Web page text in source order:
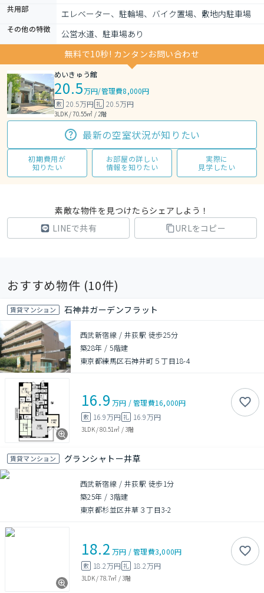
共用部 エレベーター、駐輪場、バイク置場、敷地内駐車場
その他の特徴
公営水道、駐車場あり
無料で10秒! カンタンお問い合わせ
めいきゅう館
20.5万円/管理費8,000円
敷 20.5万円 礼 20.5万円
3LDK / 70.55㎡ / 2階
最新の空室状況が知りたい
初期費用が
知りたい
お部屋の詳しい
情報を知りたい
実際に
見学したい
素敵な物件を見つけたらシェアしよう！
LINEで共有
URLをコピー
おすすめ物件 (10件)
賃貸マンション 石神井ガーデンフラット
西武新宿線 / 井荻駅 徒歩25分
築28年 /5階建
東京都練馬区石神井町５丁目18-4
16.9 万円 /管理費16,000円
敷 16.9万円 礼 16.9万円
3LDK/80.51㎡ /3階
賃貸マンション グランシャトー井草
西武新宿線 / 井荻駅 徒歩1分
築25年 / 3階建
東京都杉並区井草３丁目3-2
18.2 万円 /管理費3,000円
敷 18.2万円 礼 18.2万円
3LDK/78.7㎡ /3階